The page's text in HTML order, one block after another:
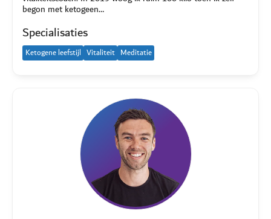
begon met ketogeen…
Specialisaties
Ketogene leefstijl Vitaliteit Meditatie